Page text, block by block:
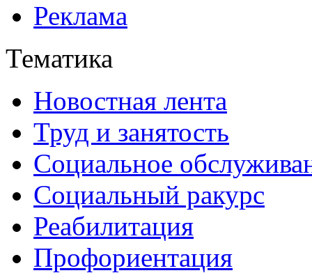
Реклама
Тематика
Новостная лента
Труд и занятость
Социальное
Социальный ракурс
Реабилитация
Профориентация